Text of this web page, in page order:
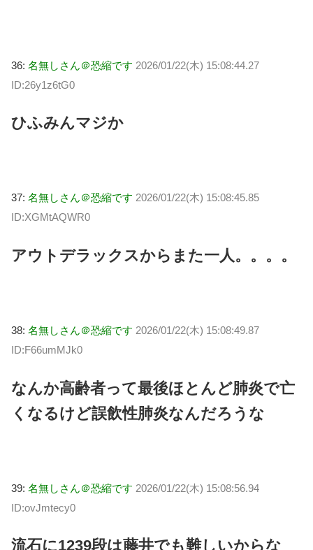
36: 名無しさん＠恐縮です 2026/01/22(木) 15:08:44.27
ID:26y1z6tG0
ひふみんマジか
37: 名無しさん＠恐縮です 2026/01/22(木) 15:08:45.85
ID:XGMtAQWR0
アウトデラックスからまた一人。。。。
38: 名無しさん＠恐縮です 2026/01/22(木) 15:08:49.87
ID:F66umMJk0
なんか高齢者って最後ほとんど肺炎で亡
くなるけど誤飲性肺炎なんだろうな
39: 名無しさん＠恐縮です 2026/01/22(木) 15:08:56.94
ID:ovJmtecy0
流石に1239段は藤井でも難しいからな